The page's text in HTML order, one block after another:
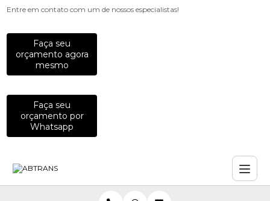
Entre em contato com um de nossos especialistas!
Faça seu
orçamento agora
mesmo
Faça seu
orçamento por
Whatsapp